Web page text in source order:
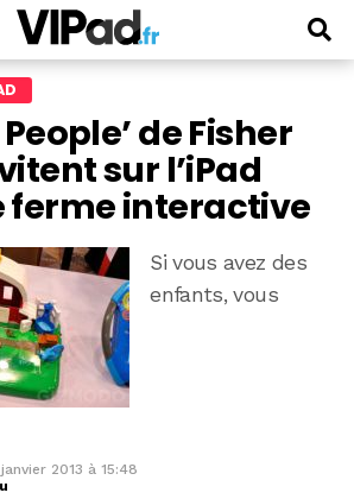
People’ de Fisher
sur l’iPad
ferme interactive
Si vous avez des
enfants, vous
janvier 2013 à 15:48